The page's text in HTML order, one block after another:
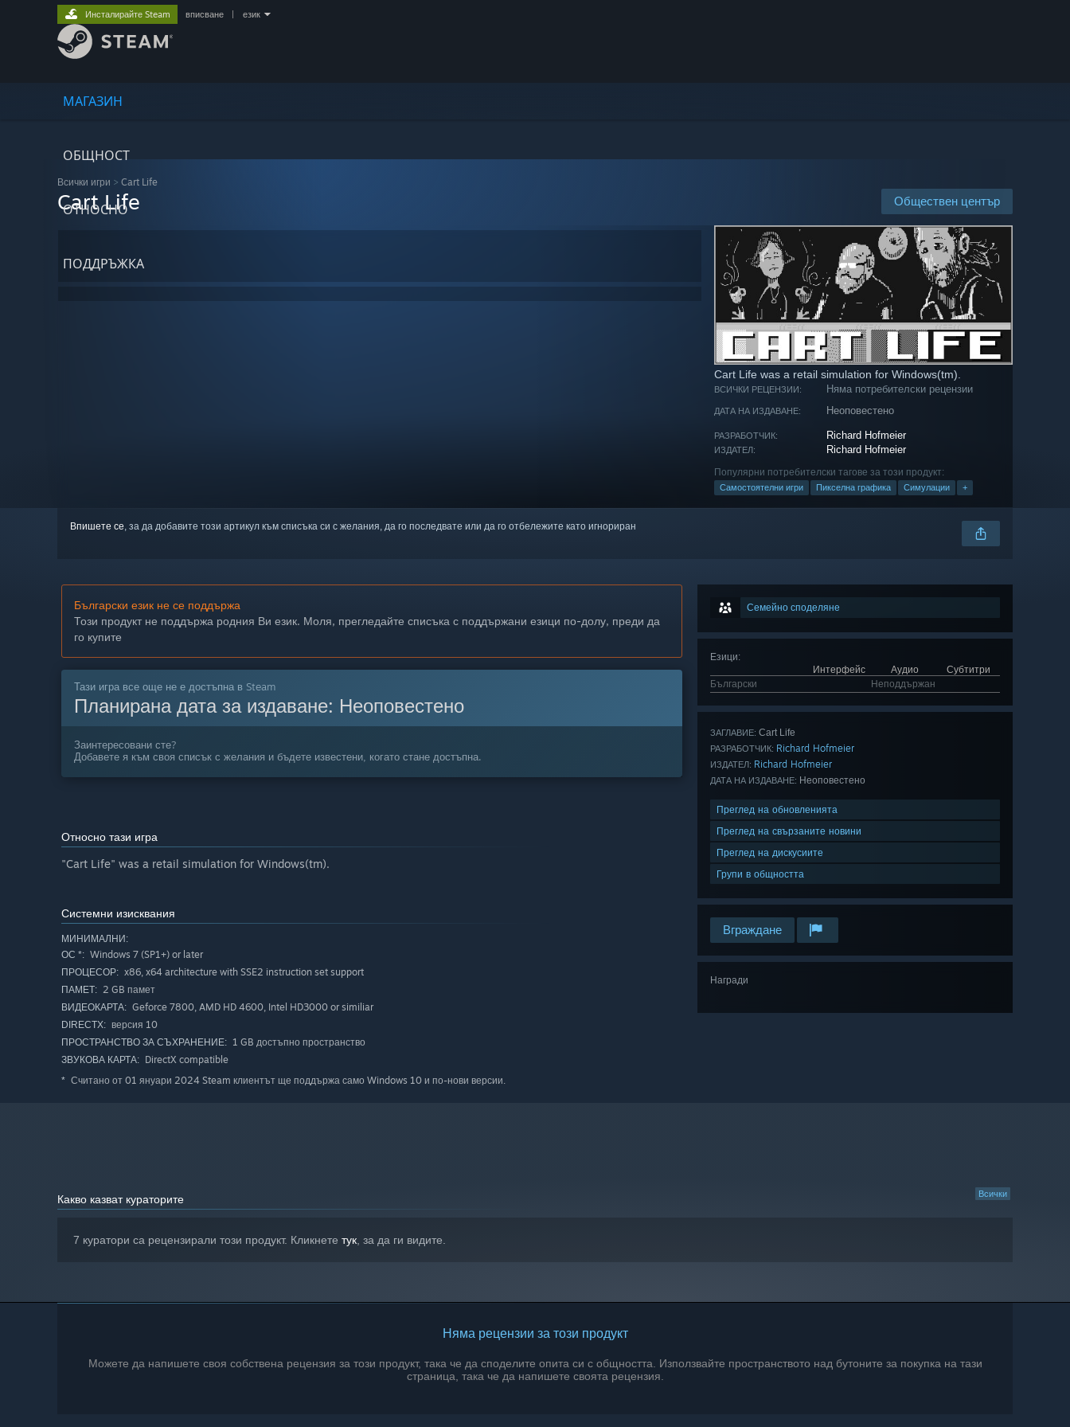
МАГАЗИН
ОБЩНОСТ
ОТНОСНО
ПОДДРЪЖКА
Инсталирайте Steam вписване език
Всички игри > Cart Life
Обществен център
Cart Life
Cart Life was a retail simulation for Windows(tm).
ВСИЧКИ РЕЦЕНЗИИ: Няма потребителски рецензии
ДАТА НА ИЗДАВАНЕ: Неоповестено
РАЗРАБОТЧИК: Richard Hofmeier
ИЗДАТЕЛ: Richard Hofmeier
Популярни потребителски тагове за този продукт:
Самостоятелни игри Пикселна графика Симулации +
Впишете се, за да добавите този артикул към списъка си с желания, да го последвате или да го отбележите като игнориран
Семейно споделяне
Езици:
Интерфейс
Аудио
Субтитри
Български
Неподдържан
ЗАГЛАВИЕ: Cart Life
РАЗРАБОТЧИК: Richard Hofmeier
ИЗДАТЕЛ: Richard Hofmeier
ДАТА НА ИЗДАВАНЕ: Неоповестено
Преглед на обновленията
Преглед на свързаните новини
Преглед на дискусиите
Групи в общността
Вграждане
Награди
Български език не се поддържа
Този продукт не поддържа родния Ви език. Моля, прегледайте списъка с поддържани езици по-долу, преди да
го купите
Тази игра все още не е достъпна в Steam
Планирана дата за издаване: Неоповестено
Заинтересовани сте?
Добавете я към своя списък с желания и бъдете известени, когато стане достъпна.
Относно тази игра
"Cart Life" was a retail simulation for Windows(tm).
Системни изисквания
МИНИМАЛНИ:
ОС *: Windows 7 (SP1+) or later
ПРОЦЕСОР: x86, x64 architecture with SSE2 instruction set support
ПАМЕТ: 2 GB памет
ВИДЕОКАРТА: Geforce 7800, AMD HD 4600, Intel HD3000 or similiar
DIRECTX: версия 10
ПРОСТРАНСТВО ЗА СЪХРАНЕНИЕ: 1 GB достъпно пространство
ЗВУКОВА КАРТА: DirectX compatible
* Считано от 01 януари 2024 Steam клиентът ще поддържа само Windows 10 и по-нови версии.
Всички
Какво казват кураторите
7 куратори са рецензирали този продукт. Кликнете тук, за да ги видите.
Няма рецензии за този продукт
Можете да напишете своя собствена рецензия за този продукт, така че да споделите опита си с общността. Използвайте пространството над бутоните за покупка на тази
страница, така че да напишете своята рецензия.